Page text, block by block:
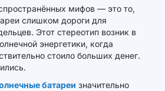
мифов — это то,
слишком дороги для
Этот стереотип возник в
энергетики, когда
стоило больших денег.
батареи значительно